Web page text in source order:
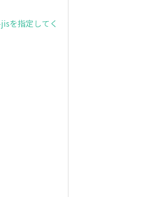
を指定してく